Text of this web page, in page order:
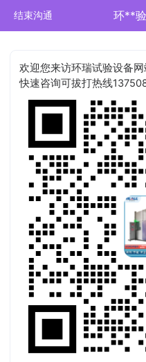
结束沟通 环**
欢迎您来访环瑞试验设备
快速咨询可拔打热线